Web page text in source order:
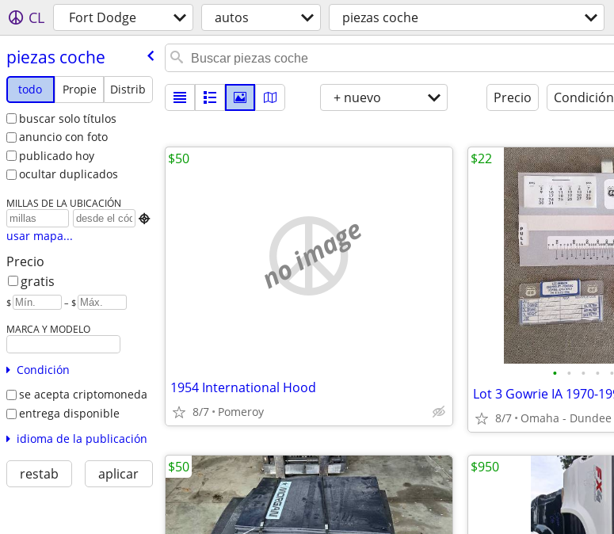
CL Fort Dodge autos piezas coche
piezas coche
todo Propie
Distrib
buscar solo títulos
anuncio con foto
publicado hoy
ocultar duplicados
MILLAS DE LA UBICACIÓN

usar mapa...
Precio
gratis
$ – $
MARCA Y MODELO
Condición
se acepta criptomoneda
entrega disponible
idioma de la publicación
restab aplicar
+ nuevo Precio Condición
no image
1954 International Hood
8/7 Pomeroy
$50
• • • • •
8/7 Omaha - Dundee
$22
$50 $950